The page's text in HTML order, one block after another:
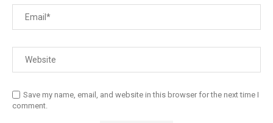
Save my name, email, and website in this browser for the next time I
comment.